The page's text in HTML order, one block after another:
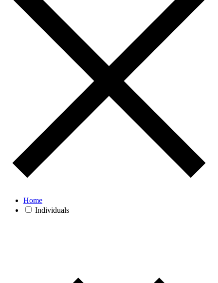
Home
Individuals